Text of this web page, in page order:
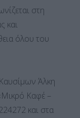
στη
και
όλου του
Άλκη
Καφέ –
και στα